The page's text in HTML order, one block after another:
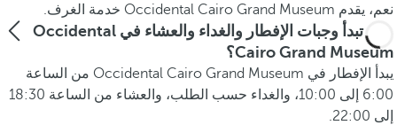
نعم، يقدم Occidental Cairo Grand Museum خدمة الغرف.
متى تبدأ وجبات الإفطار والغداء والعشاء في Occidental
Cairo Grand Museum؟
يبدأ الإفطار في Occidental Cairo Grand Museum من الساعة
6:00 إلى 10:00، والغداء حسب الطلب، والعشاء من الساعة 18:30
إلى 22:00.